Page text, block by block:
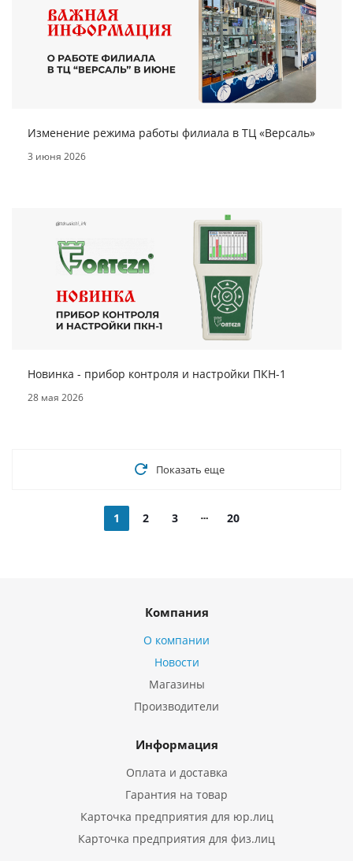
Изменение режима работы филиала в ТЦ «Версаль»
3 июня 2026
Новинка - прибор контроля и настройки ПКН-1
28 мая 2026
Показать еще
1 2 3 20
Компания
О компании
Новости
Магазины
Производители
Информация
Оплата и доставка
Гарантия на товар
Карточка предприятия для юр.лиц
Карточка предприятия для физ.лиц